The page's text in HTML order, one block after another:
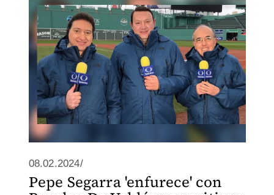
08.02.2024/
Pepe Segarra 'enfurece' con